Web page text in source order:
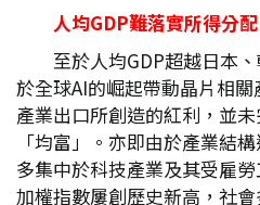
人均GDP難落實所得分配
至於人均GDP超越日本
於全球AI的崛起帶動晶片相
產業出口所創造的紅利，並
「均富」。亦即由於產業結
多集中於科技產業及其受雇
加權指數屢創歷史新高，社